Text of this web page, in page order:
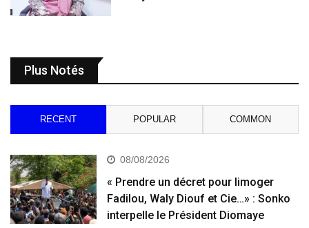
Plus Notés
RECENT POPULAR COMMON
08/08/2026
« Prendre un décret pour limoger
Fadilou, Waly Diouf et Cie…» : Sonko
interpelle le Président Diomaye